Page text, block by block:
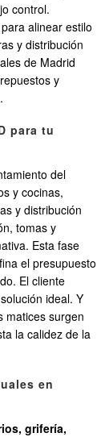
control.
alinear estilo
y distribución
de Madrid
y
para tu
del
y cocinas,
y distribución
tomas y
Esta fase
el presupuesto
El cliente
ideal. Y
matices surgen
la calidez de la
en
grifería,